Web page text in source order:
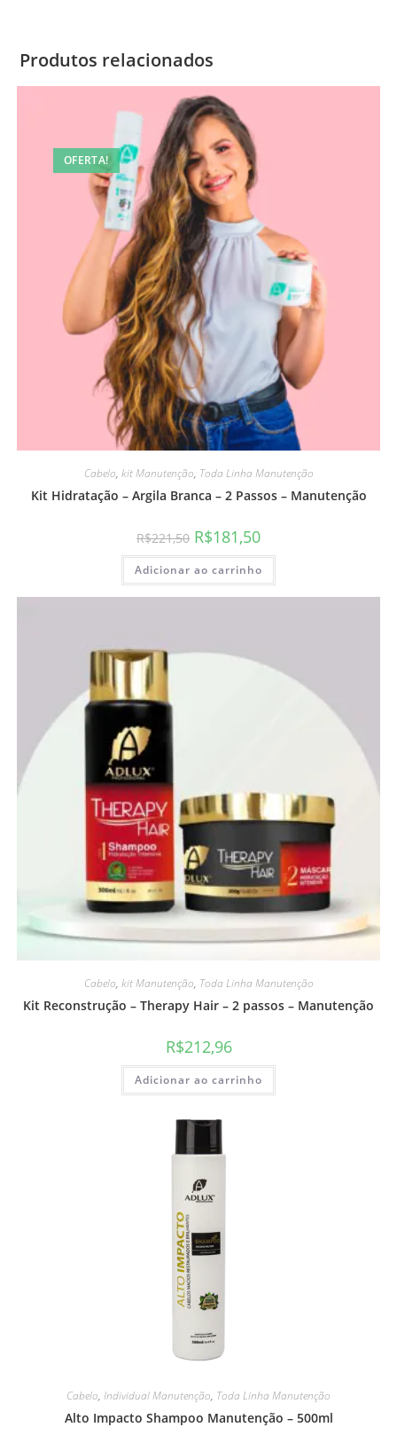
Produtos relacionados
OFERTA!
Cabelo, kit Manutenção, Toda Linha Manutenção
Kit Hidratação – Argila Branca – 2 Passos – Manutenção
R$221,50 R$181,50
Adicionar ao carrinho
Cabelo, kit Manutenção, Toda Linha Manutenção
Kit Reconstrução – Therapy Hair – 2 passos – Manutenção
R$212,96
Adicionar ao carrinho
Cabelo, Individual Manutenção, Toda Linha Manutenção
Alto Impacto Shampoo Manutenção – 500ml